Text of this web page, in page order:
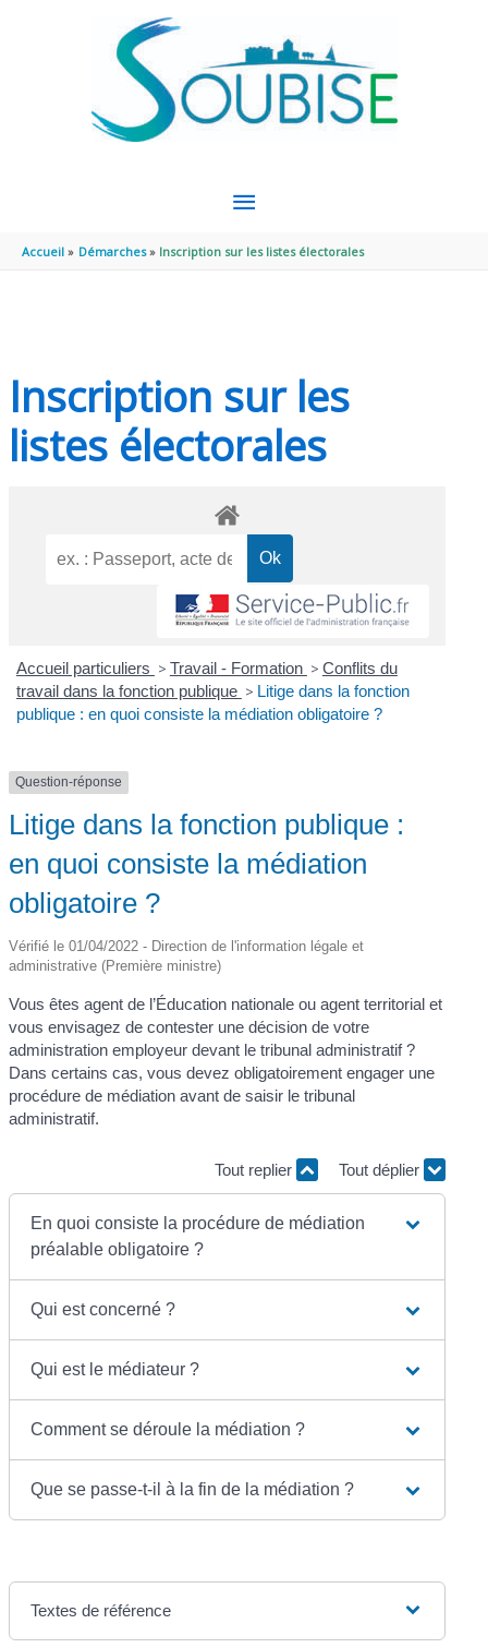
MENU
PRINCIPAL
Accueil Démarches Inscription sur les listes électorales
Inscription sur les
listes électorales
Accueil particuliers > Travail - Formation > Conflits du
travail dans la fonction publique > Litige dans la fonction
publique : en quoi consiste la médiation obligatoire ?
Question-réponse
Litige dans la fonction publique :
en quoi consiste la médiation
obligatoire ?
Vérifié le 01/04/2022 - Direction de l'information légale et
administrative (Première ministre)
Vous êtes agent de l’Éducation nationale ou agent territorial et
vous envisagez de contester une décision de votre
administration employeur devant le tribunal administratif ?
Dans certains cas, vous devez obligatoirement engager une
procédure de médiation avant de saisir le tribunal
administratif.
Tout replier Tout déplier
En quoi consiste la procédure de médiation
préalable obligatoire ?
Qui est concerné ?
Qui est le médiateur ?
Comment se déroule la médiation ?
Que se passe-t-il à la fin de la médiation ?
Textes de référence